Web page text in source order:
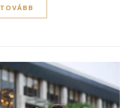
TOVÁBB